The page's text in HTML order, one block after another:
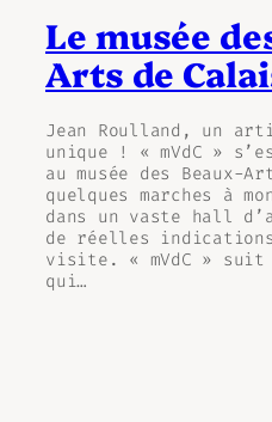
Le musée
Arts de
Jean Roulland, un
unique ! « mVdC »
au musée des Beaux-
quelques marches à
dans un vaste hall
de réelles
visite. « mVdC » suit
qui…